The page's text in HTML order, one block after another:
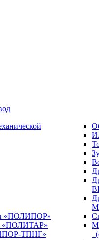
«ПОЛИПОР»
«ПОЛИТАР»
ТПНГ»